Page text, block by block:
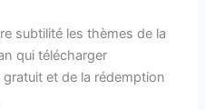
subtilité les thèmes de la
qui télécharger
et de la rédemption